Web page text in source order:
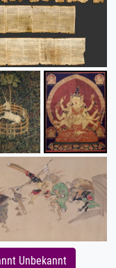
Unbekannt